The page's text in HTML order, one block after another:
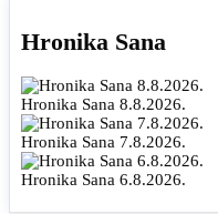
Hronika Sana
Hronika Sana 8.8.2026.
Hronika Sana 7.8.2026.
Hronika Sana 6.8.2026.